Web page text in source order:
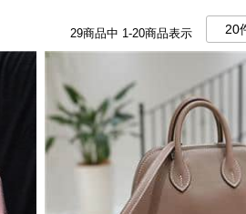
29商品中 1-20商品表示